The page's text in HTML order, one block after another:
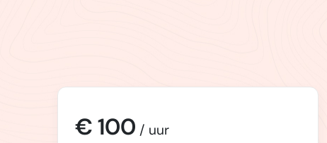
€ 100 / uur